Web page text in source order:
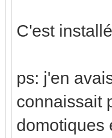
C'est
ps: j'en
connaissait
domotiques